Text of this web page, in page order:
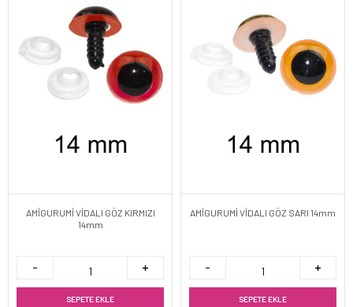
AMİGURUMİ VİDALI GÖZ KIRMIZI
14mm
SEPETE EKLE
AMİGURUMİ VİDALI GÖZ SARI 14mm
SEPETE EKLE